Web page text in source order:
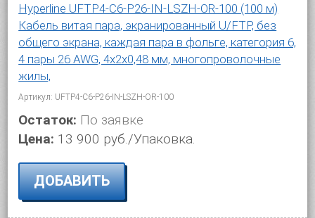
Hyperline UFTP4-C6-P26-IN-LSZH-OR-100 (100 м)
Кабель витая пара, экранированный U/FTP, без
общего экрана, каждая пара в фольге, категория 6,
4 пары 26 AWG, 4х2х0,48 мм, многопроволочные
жилы,
Артикул: UFTP4-C6-P26-IN-LSZH-OR-100
Остаток: По заявке
Цена: 13 900 руб./Упаковка.
ДОБАВИТЬ